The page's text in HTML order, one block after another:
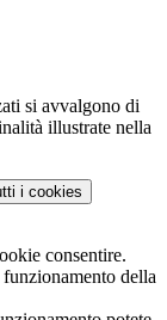
si avvalgono di
illustrate nella
i cookies
consentire.
della